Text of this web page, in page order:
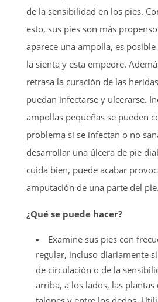
de la sensibilidad en los pies.
esto, sus pies son más
aparece una ampolla, es
la sienta y esta empeore.
retrasa la curación de las
puedan infectarse y ulcerarse.
ampollas pequeñas se pueden
problema si se infectan o no
desarrollar una úlcera de pie
cuida bien, puede acabar
amputación de una parte del pie.
¿Qué se puede hacer?
Examine sus pies con
regular, incluso diariamente
de circulación o de la
arriba, a los lados, las plantas